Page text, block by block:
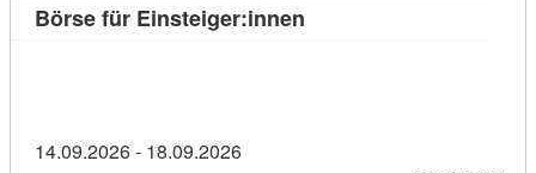
Börse für Einsteiger:innen
14.09.2026 - 18.09.2026